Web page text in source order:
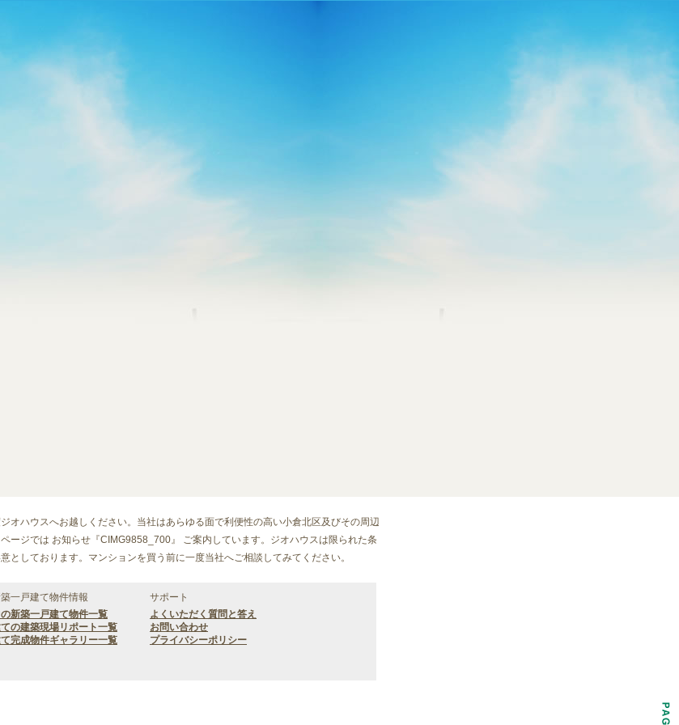
オハウスへお越しください。当社はあらゆる面で利便性の高い小倉北区及びその周辺
ージでは お知らせ『CIMG9858_700』 ご案内しています。ジオハウスは限られた条
としております。マンションを買う前に一度当社へご相談してみてください。
一戸建て物件情報
新築一戸建て物件一覧
の建築現場リポート一覧
完成物件ギャラリー一覧
サポート
よくいただく質問と答え
お問い合わせ
プライバシーポリシー